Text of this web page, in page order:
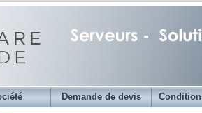
Demande de devis